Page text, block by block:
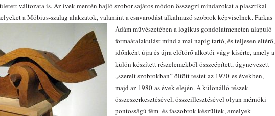
változata is. Az ívek mentén hajló szobor sajátos módon összegzi mindazokat a plasztikai
a Möbius-szalag alakzatok, valamint a csavarodást alkalmazó szobrok képviselnek. Farkas
Ádám művészetében a logikus gondolatmeneten alapuló
formaátalakulást mind a mai napig tartó, és teljesen eltérő,
időnként újra és újra előtörő alkotói vágy kísérte, amely a
külön készített részelemekből összeépített, úgynevezett
„szerelt szobrokban” öltött testet az 1970-es években,
majd az 1980-as évek elején. A különálló részek
összeszerkesztésével, összeillesztésével olyan mérnöki
pontosságú fém- és faszobrok készültek, amelyek